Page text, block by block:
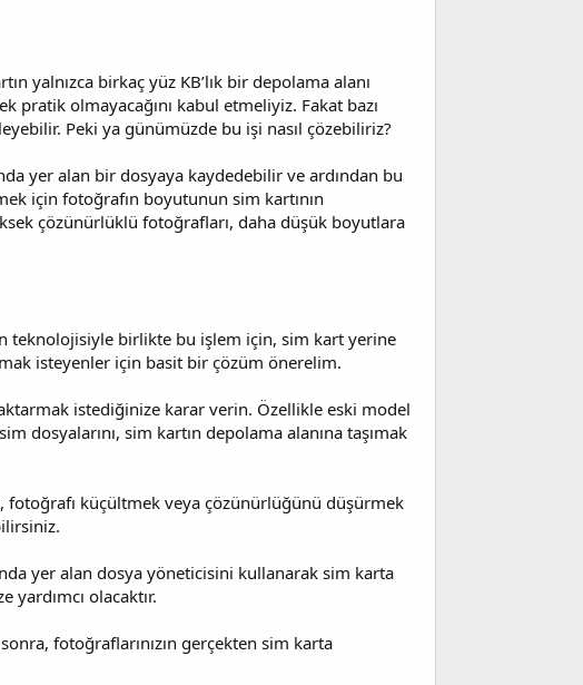
yalnızca birkaç yüz KB’lık bir depolama alanı
olmayacağını kabul etmeliyiz. Fakat bazı
Peki ya günümüzde bu işi nasıl çözebiliriz?
yer alan bir dosyaya kaydedebilir ve ardından bu
için fotoğrafın boyutunun sim kartının
çözünürlüklü fotoğrafları, daha düşük boyutlara
teknolojisiyle birlikte bu işlem için, sim kart yerine
isteyenler için basit bir çözüm önerelim.
istediğinize karar verin. Özellikle eski model
dosyalarını, sim kartın depolama alanına taşımak
fotoğrafı küçültmek veya çözünürlüğünü düşürmek
yer alan dosya yöneticisini kullanarak sim karta
yardımcı olacaktır.
fotoğraflarınızın gerçekten sim karta